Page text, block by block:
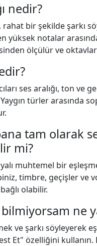
nedir?
rahat bir şekilde şarkı
yüksek notalar
ölçülür ve oktavlar
ses aralığı, ton ve
türler arasında
tam olarak
mi?
muhtemel bir
timbre, geçişler ve
olabilir.
bilmiyorsam ne
ve şarkı söyleyerek
Et" özelliğini